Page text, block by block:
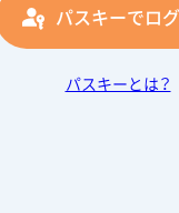
パスキーでロ
パスキーとは？